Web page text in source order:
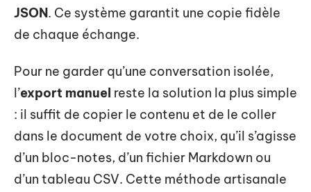
JSON. Ce système garantit une copie fidèle
de chaque échange.
Pour ne garder qu’une conversation isolée,
l’export manuel reste la solution la plus simple
: il suffit de copier le contenu et de le coller
dans le document de votre choix, qu’il s’agisse
d’un bloc-notes, d’un fichier Markdown ou
d’un tableau CSV. Cette méthode artisanale